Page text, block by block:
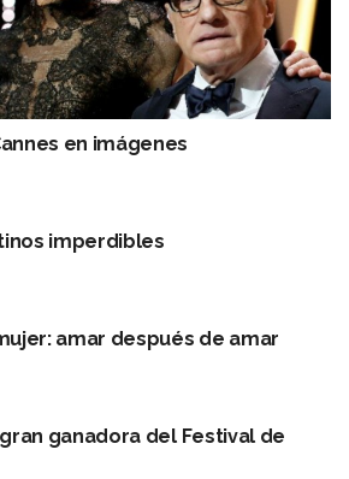
en imágenes
imperdibles
amar después de amar
gran ganadora del Festival de